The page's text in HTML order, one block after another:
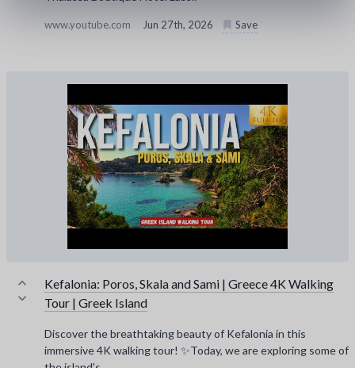
www.youtube.com Jun 27th, 2026 Save
Kefalonia: Poros, Skala and Sami | Greece 4K Walking
Tour | Greek Island
Discover the breathtaking beauty of Kefalonia in this
immersive 4K walking tour! ✨Today, we are exploring some of